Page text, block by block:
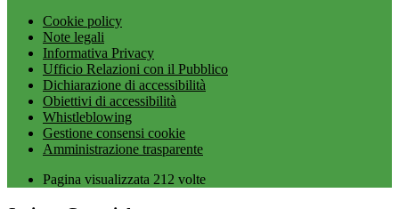
Cookie policy
Note legali
Informativa Privacy
Ufficio Relazioni con il Pubblico
Dichiarazione di accessibilità
Obiettivi di accessibilità
Whistleblowing
Gestione consensi cookie
Amministrazione trasparente
Pagina visualizzata 212 volte